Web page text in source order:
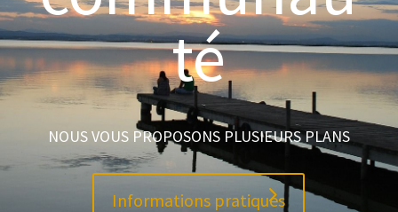
té
NOUS VOUS PROPOSONS PLUSIEURS PLANS
Informations pratiques